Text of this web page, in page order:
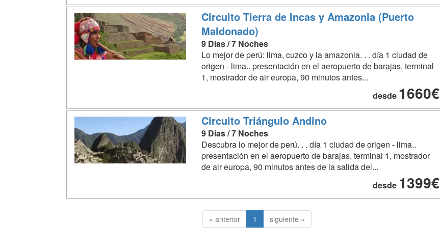
Circuito Tierra de Incas y Amazonia (Puerto
Maldonado)
9 Dias / 7 Noches
Lo mejor de perú: lima, cuzco y la amazonia. . . día 1 ciudad de
origen - lima.. presentación en el aeropuerto de barajas, terminal
1, mostrador de air europa, 90 minutos antes...
desde 1660€
Circuito Triángulo Andino
9 Dias / 7 Noches
Descubra lo mejor de perú. . . día 1 ciudad de origen - lima..
presentación en el aeropuerto de barajas, terminal 1, mostrador
de air europa, 90 minutos antes de la salida del...
desde 1399€
« anterior 1 siguiente »